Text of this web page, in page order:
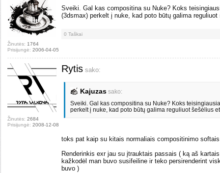
Žinutės: 1764
Prisijungė: 2006-04-05
Sveiki. Gal kas compositina su Nuke? Koks
(3dsmax) perkelt į nuke, kad poto būtų galima
0 Taškai
Žinutės: 2684
Prisijungė: 2008-12-08
Rytis sako:
Kajuzas sako:
Sveiki. Gal kas compositina su Nuke? Koks
perkelt į nuke, kad poto būtų galima reguliuot šešėlius
toks pat kaip su kitais normaliais compositinimo
Renderinkis exr jau su įtrauktais passais ( ką aš
kažkodėl man buvo susifeiline ir teko persirenderint
buvo )